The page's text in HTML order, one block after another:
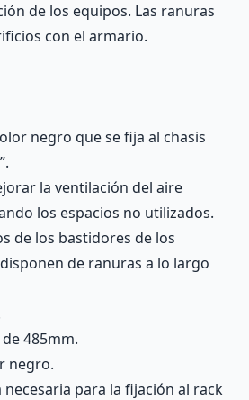
de los equipos. Las ranuras
con el armario.
negro que se fija al chasis
la ventilación del aire
los espacios no utilizados.
de los bastidores de los
de ranuras a lo largo
485mm.
negro.
para la fijación al rack